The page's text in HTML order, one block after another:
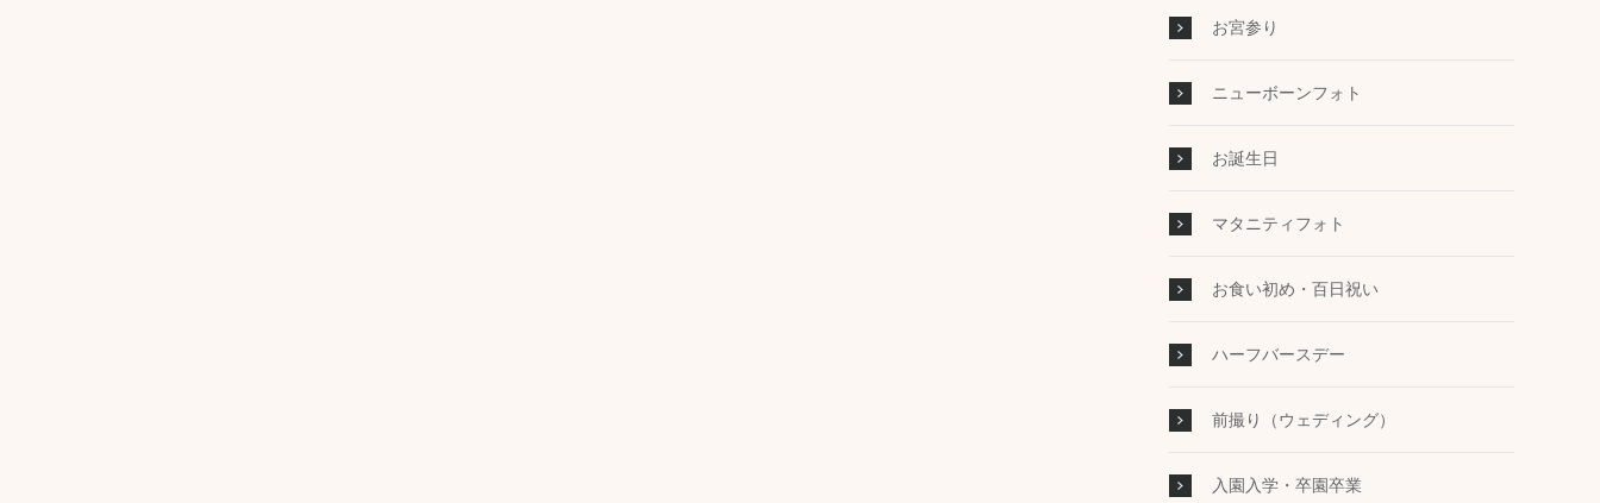
お宮参り
ニューボーンフォト
お誕生日
マタニティフォト
お食い初め・百日祝い
ハーフバースデー
前撮り（ウェディング）
入園入学・卒園卒業